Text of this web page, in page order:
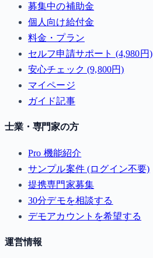
募集中の補助金
個人向け給付金
料金・プラン
セルフ申請サポート (4,980円)
安心チェック (9,800円)
マイページ
ガイド記事
士業・専門家の方
Pro 機能紹介
サンプル案件 (ログイン不要)
提携専門家募集
30分デモを相談する
デモアカウントを希望する
運営情報